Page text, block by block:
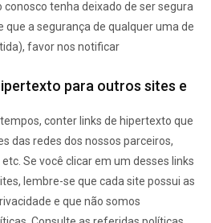
tenha deixado de ser segura
que a segurança de qualquer uma de
favor nos notificar
para outros sites e
conter links de hipertexto que
das redes dos nossos parceiros,
Se você clicar em um desses links
lembre-se que cada site possui as
e que não somos